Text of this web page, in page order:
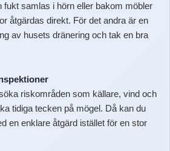
fukt samlas i hörn eller bakom möbler
åtgärdas direkt. För det andra är en
av husets dränering och tak en bra
riskområden som källare, vind och
tidiga tecken på mögel. Då kan du
en enklare åtgärd istället för en stor